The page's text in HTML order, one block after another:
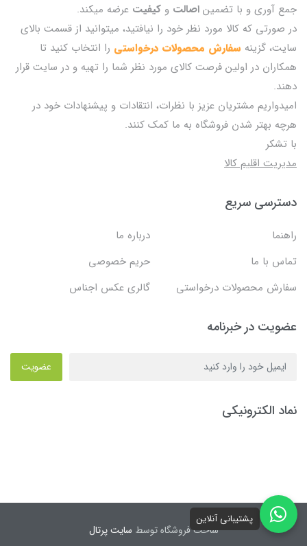
جمع آوری و با تضمین اصالت و کیفیت عرضه میکند.
در صورتی که کالا مورد نظر خود را نیافتید، میتوانید از قسمت بالای
سایت، گزینه سفارش محصولات درخواستی را انتخاب کنید تا
همکاران در اولین فرصت کالای مورد نظر شما را تهیه و در سایت قرار
دهند.
امیدواریم مشتریان عزیز با نظرات، انتقادات و پیشنهادات خود در
هرچه بهتر شدن فروشگاه به ما کمک کنند.
با تشکر
مدیریت اقلیم کالا
دسترسی سریع
راهنما
درباره ما
تماس با ما
حریم خصوصی
سفارش محصولات درخواستی
گالری عکس اجناس
عضویت در خبرنامه
عضویت
نماد الکترونیکی
ساخت فروشگاه توسط سایت پرتال
پشتیبانی آنلاین